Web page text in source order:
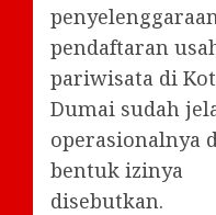
penyelenggaraan
pendaftaran
pariwisata di
Dumai sudah
operasionalnya
bentuk izinya
disebutkan.